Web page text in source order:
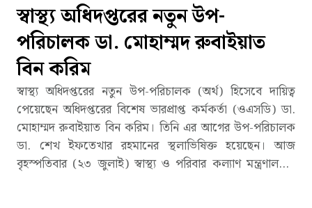
স্বাস্থ্য অধিদপ্তরের নতুন উপ-
পরিচালক ডা. মোহাম্মদ রুবাইয়াত
বিন করিম
স্বাস্থ্য অধিদপ্তরের নতুন উপ-পরিচালক (অর্থ) হিসেবে দায়িত্ব
পেয়েছেন অধিদপ্তরের বিশেষ ভারপ্রাপ্ত কর্মকর্তা (ওএসডি) ডা.
মোহাম্মদ রুবাইয়াত বিন করিম। তিনি এর আগের উপ-পরিচালক
ডা. শেখ ইফতেখার রহমানের স্থলাভিষিক্ত হয়েছেন। আজ
বৃহস্পতিবার (২৩ জুলাই) স্বাস্থ্য ও পরিবার কল্যাণ মন্ত্রণালয়ের